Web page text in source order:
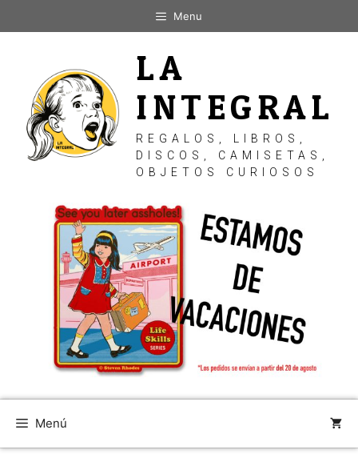
al
Menu
LA
INTEGRAL
REGALOS, LIBROS,
DISCOS, CAMISETAS,
OBJETOS CURIOSOS
Menú